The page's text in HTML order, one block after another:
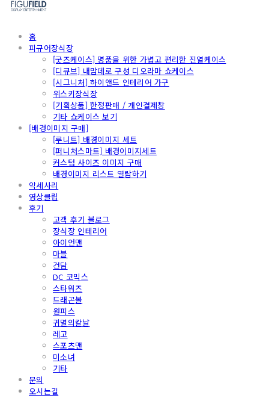
홈
피규어장식장
[굿즈케이스] 명품을 위한 가볍고 편리한 진열케이스
[디큐브] 내맘데로 구성 디오라마 쇼케이스
[시그니처] 하이앤드 인테리어 가구
위스키장식장
[기획상품] 한정판매 / 개인결제창
기타 쇼케이스 보기
[배경이미지 구매]
[루니트] 배경이미지 세트
[퍼니처스마트] 배경이미지세트
커스텀 사이즈 이미지 구매
배경이미지 리스트 열람하기
악세사리
영상클립
후기
고객 후기 블로그
장식장 인테리어
아이언맨
마블
건담
DC 코믹스
스타워즈
드래곤볼
원피스
귀멸의칼날
레고
스포츠맨
미소녀
기타
문의
오시는길